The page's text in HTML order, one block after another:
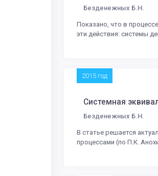
Безденежных Б.Н.
Показано, что в
эти действия: системы
2015 год
Системная
Безденежных Б.Н.
В статье решается
процессами (по П.К.